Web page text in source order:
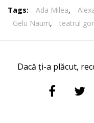
Tags: Ada Milea,
Gelu Naum, teatrul
Dacă ți-a plăcut,